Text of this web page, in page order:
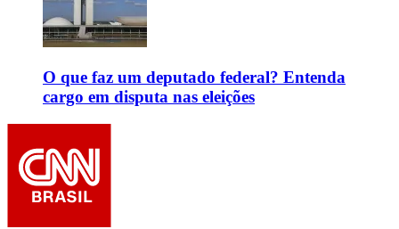
O que faz um deputado federal? Entenda
cargo em disputa nas eleições